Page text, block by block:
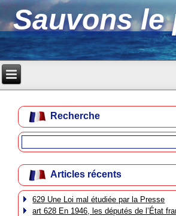
Sauvons le
Recherche
Articles récents
629 Une Loi mal étudiée par la Presse
art 628 En 1946, les députés de l’État